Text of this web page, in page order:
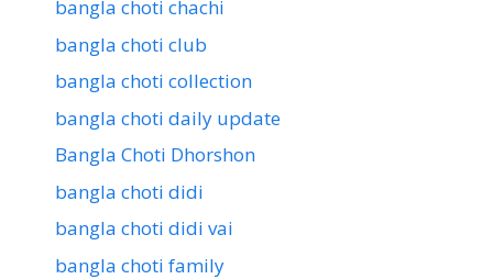
bangla choti chachi
bangla choti club
bangla choti collection
bangla choti daily update
Bangla Choti Dhorshon
bangla choti didi
bangla choti didi vai
bangla choti family